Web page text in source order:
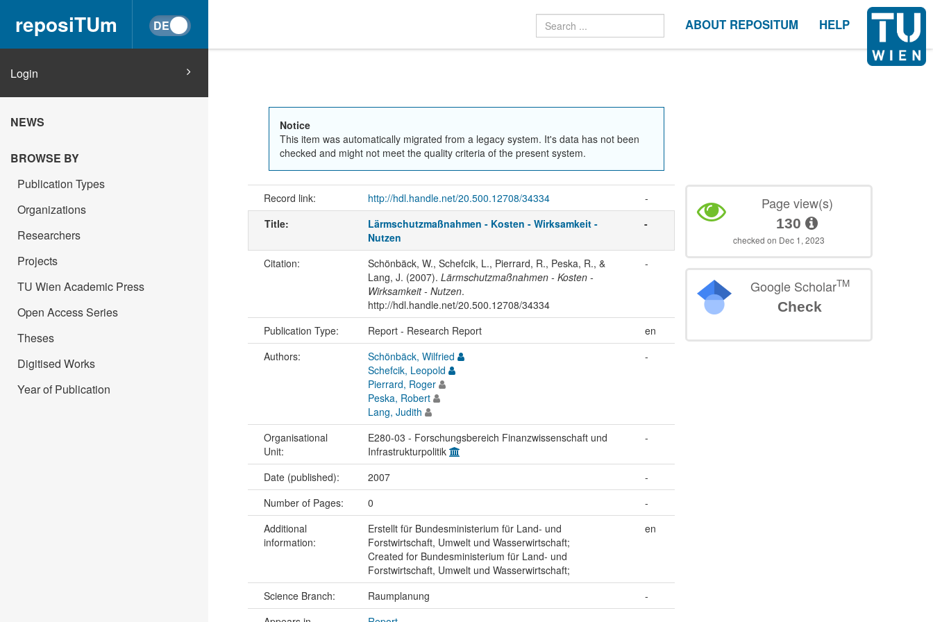
reposiTUm ABOUT REPOSITUM HELP
Login
NEWS
BROWSE BY
Publication Types
Organizations
Researchers
Projects
TU Wien Academic Press
Open Access Series
Theses
Digitised Works
Year of Publication
Notice
This item was automatically migrated from a legacy system. It's data has not been
checked and might not meet the quality criteria of the present system.
Record link: http://hdl.handle.net/20.500.12708/34334
-
Title:
Lärmschutzmaßnahmen - Kosten - Wirksamkeit -
Nutzen
-
Citation:
Schönbäck, W., Schefcik, L., Pierrard, R., Peska, R., &
Lang, J. (2007). Lärmschutzmaßnahmen - Kosten -
Wirksamkeit - Nutzen.
http://hdl.handle.net/20.500.12708/34334
-
Publication Type: Report - Research Report
en
Authors:
Schönbäck, Wilfried
Schefcik, Leopold
Pierrard, Roger
Peska, Robert
Lang, Judith
-
Organisational
Unit:
E280-03 - Forschungsbereich Finanzwissenschaft und
Infrastrukturpolitik
-
Date (published): 2007
-
Number of Pages:
0
-
Additional
information:
Erstellt für Bundesministerium für Land- und
Forstwirtschaft, Umwelt und Wasserwirtschaft;
Created for Bundesministerium für Land- und
Forstwirtschaft, Umwelt und Wasserwirtschaft;
en
Science Branch: Raumplanung
-
Page view(s)
130
checked on Dec 1, 2023
Google ScholarTM
Check